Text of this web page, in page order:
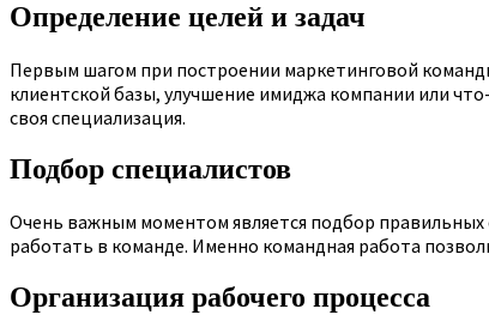
Определение целей и задач
Первым шагом при построении маркетинговой
клиентской базы, улучшение имиджа компании или
своя специализация.
Подбор специалистов
Очень важным моментом является подбор
работать в команде. Именно командная работа
Организация рабочего процесса